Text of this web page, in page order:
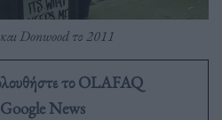
και Donwood το 2011
το OLAFAQ
News